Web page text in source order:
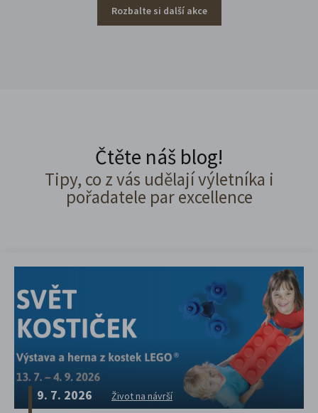
Rozbalte si další akce
Čtěte náš blog!
Tipy, co z vás udělají výletníka i
pořadatele par excellence
9. 7. 2026 Život na návrší